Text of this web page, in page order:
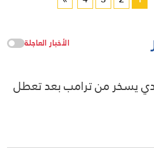
الأخبار العاجلة
يسخر من ترامب بعد تعطل